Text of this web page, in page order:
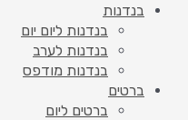
בנדנות
בנדנות ליום יום
בנדנות לערב
בנדנות מודפס
ברטים
ברטים ליום